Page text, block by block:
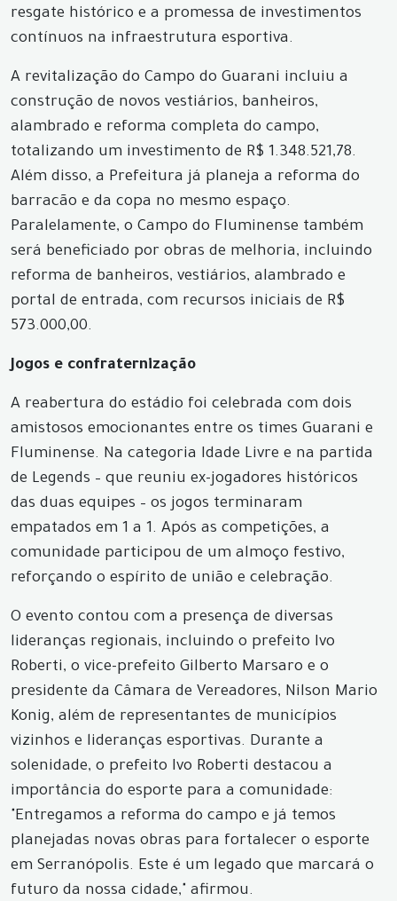
resgate histórico e a promessa de investimentos
contínuos na infraestrutura esportiva.
A revitalização do Campo do Guarani incluiu a
construção de novos vestiários, banheiros,
alambrado e reforma completa do campo,
totalizando um investimento de R$ 1.348.521,78.
Além disso, a Prefeitura já planeja a reforma do
barracão e da copa no mesmo espaço.
Paralelamente, o Campo do Fluminense também
será beneficiado por obras de melhoria, incluindo
reforma de banheiros, vestiários, alambrado e
portal de entrada, com recursos iniciais de R$
573.000,00.
Jogos e confraternização
A reabertura do estádio foi celebrada com dois
amistosos emocionantes entre os times Guarani e
Fluminense. Na categoria Idade Livre e na partida
de Legends – que reuniu ex-jogadores históricos
das duas equipes – os jogos terminaram
empatados em 1 a 1. Após as competições, a
comunidade participou de um almoço festivo,
reforçando o espírito de união e celebração.
O evento contou com a presença de diversas
lideranças regionais, incluindo o prefeito Ivo
Roberti, o vice-prefeito Gilberto Marsaro e o
presidente da Câmara de Vereadores, Nilson Mario
Konig, além de representantes de municípios
vizinhos e lideranças esportivas. Durante a
solenidade, o prefeito Ivo Roberti destacou a
importância do esporte para a comunidade:
"Entregamos a reforma do campo e já temos
planejadas novas obras para fortalecer o esporte
em Serranópolis. Este é um legado que marcará o
futuro da nossa cidade," afirmou.